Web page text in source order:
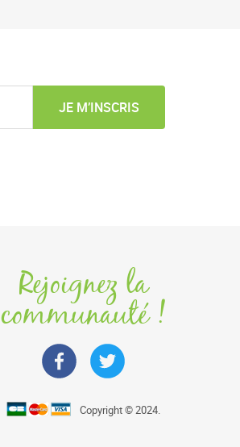
JE M’INSCRIS
Rejoignez la
communauté !
Copyright © 2024.